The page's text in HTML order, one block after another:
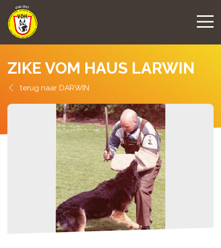
ZIKE VOM HAUS LARWIN
DARWIN